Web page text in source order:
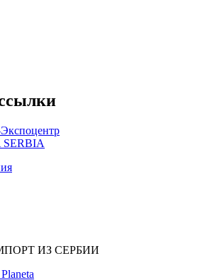
SERBIA
ИЗ СЕРБИИ